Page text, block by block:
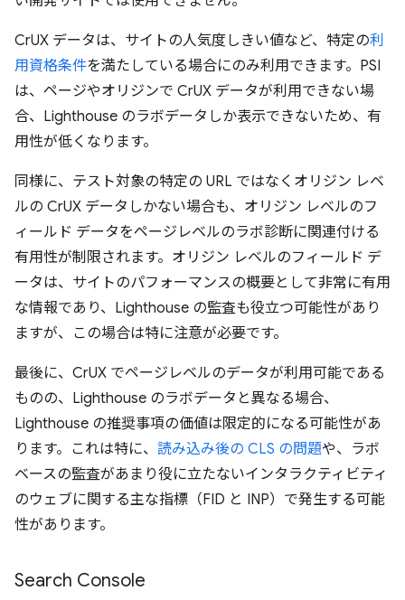
CrUX データは、サイトの人気度しきい値など、特定の利
用資格条件を満たしている場合にのみ利用できます。PSI
は、ページやオリジンで CrUX データが利用できない場
合、Lighthouse のラボデータしか表示できないため、有
用性が低くなります。
同様に、テスト対象の特定の URL ではなくオリジン レベ
ルの CrUX データしかない場合も、オリジン レベルのフ
ィールド データをページレベルのラボ診断に関連付ける
有用性が制限されます。オリジン レベルのフィールド デ
ータは、サイトのパフォーマンスの概要として非常に有用
な情報であり、Lighthouse の監査も役立つ可能性があり
ますが、この場合は特に注意が必要です。
最後に、CrUX でページレベルのデータが利用可能である
ものの、Lighthouse のラボデータと異なる場合、
Lighthouse の推奨事項の価値は限定的になる可能性があ
ります。これは特に、 読み込み後の CLS の問題や、ラボ
ベースの監査があまり役に立たないインタラクティビティ
のウェブに関する主な指標（FID と INP）で発生する可能
性があります。
Search Console